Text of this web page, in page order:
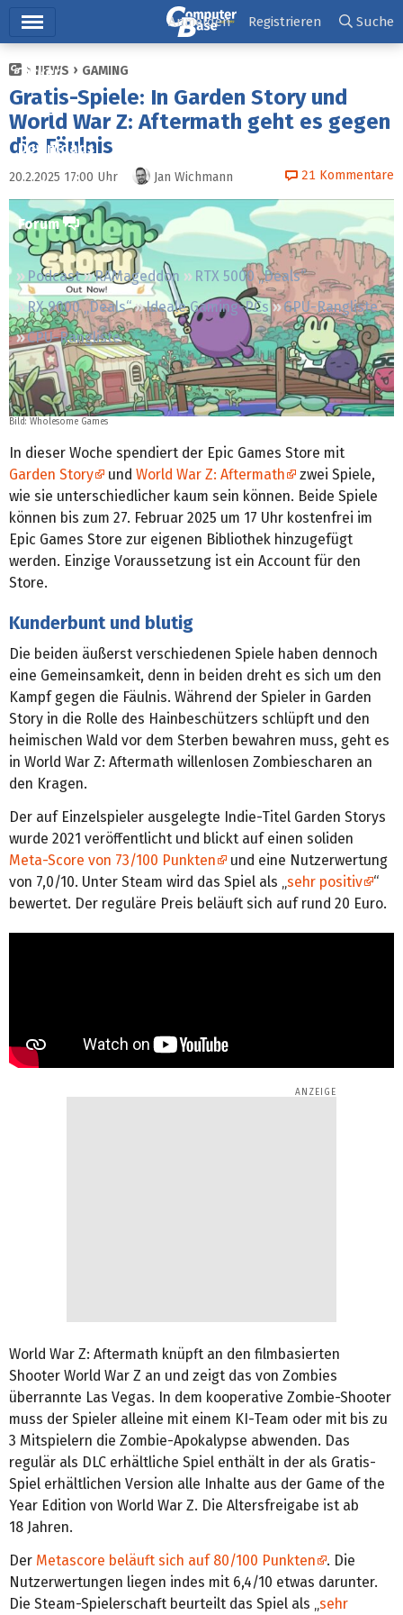
Ticker
Tests
Downloads
Preisvergleich
Forum
Podcast RAMageddon
RTX 5000 „Deals“
RX 9000 „Deals“
Ideale Gaming-PCs
GPU-Rangliste
CPU-Rangliste
Anmelden Registrieren Suche
NEWS GAMING
Gratis-Spiele: In Garden Story und
World War Z: Aftermath geht es gegen
die Fäulnis
20.2.2025 17:00 Uhr Jan Wichmann 21 Kommentare
Bild: Wholesome Games
In dieser Woche spendiert der Epic Games Store mit
Garden Story
und World War Z: Aftermath
zwei Spiele,
wie sie unterschiedlicher kaum sein können. Beide Spiele
können bis zum 27. Februar 2025 um 17 Uhr kostenfrei im
Epic Games Store zur eigenen Bibliothek hinzugefügt
werden. Einzige Voraussetzung ist ein Account für den
Store.
Kunderbunt und blutig
Die beiden äußerst verschiedenen Spiele haben dennoch
eine Gemeinsamkeit, denn in beiden dreht es sich um den
Kampf gegen die Fäulnis. Während der Spieler in Garden
Story in die Rolle des Hainbeschützers schlüpft und den
heimischen Wald vor dem Sterben bewahren muss, geht es
in World War Z: Aftermath willenlosen Zombiescharen an
den Kragen.
Der auf Einzelspieler ausgelegte Indie-Titel Garden Storys
wurde 2021 veröffentlicht und blickt auf einen soliden
Meta-Score von 73/100 Punkten
und eine Nutzerwertung
von 7,0/10. Unter Steam wird das Spiel als „ sehr positiv
“
bewertet. Der reguläre Preis beläuft sich auf rund 20 Euro.
World War Z: Aftermath knüpft an den filmbasierten
Shooter World War Z an und zeigt das von Zombies
überrannte Las Vegas. In dem kooperative Zombie-Shooter
muss der Spieler alleine mit einem KI-Team oder mit bis zu
3 Mitspielern die Zombie-Apokalypse abwenden. Das
regulär als DLC erhältliche Spiel enthält in der als Gratis-
Spiel erhältlichen Version alle Inhalte aus der Game of the
Year Edition von World War Z. Die Altersfreigabe ist ab
18 Jahren.
Der Metascore beläuft sich auf 80/100 Punkten
. Die
Nutzerwertungen liegen indes mit 6,4/10 etwas darunter.
Die Steam-Spielerschaft beurteilt das Spiel als „ sehr